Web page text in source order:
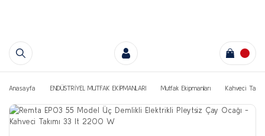
Anasayfa ENDÜSTRİYEL MUTFAK EKİPMANLARI Mutfak Ekipmanları Kahveci